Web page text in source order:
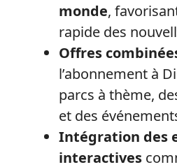
monde,
rapide des
Offres
l’abonnement à
parcs à thème,
et des
Intégration des
interactives